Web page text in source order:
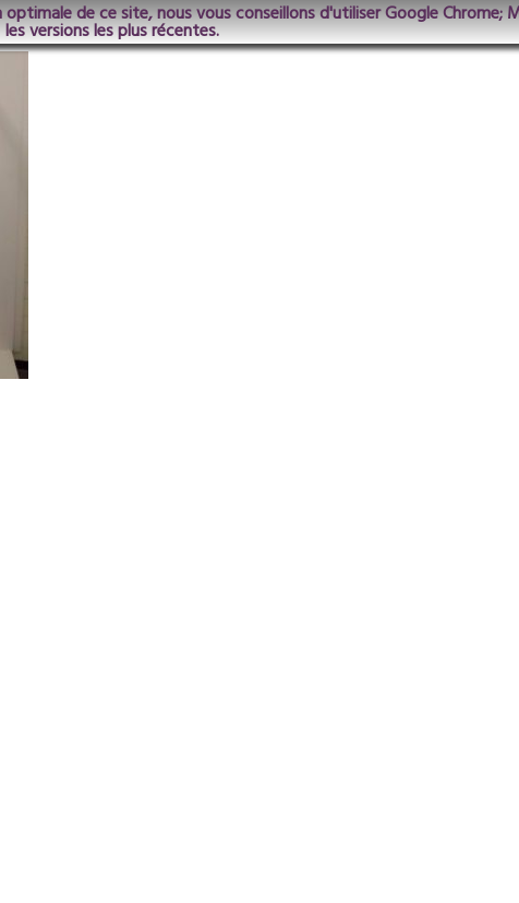
de ce site, nous vous conseillons d'utiliser Google
les versions les plus récentes.